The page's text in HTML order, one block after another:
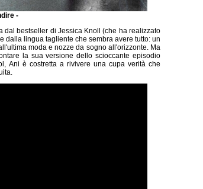
-
dal bestseller di Jessica Knoll (che ha realizzato
dalla lingua tagliente che sembra avere tutto: un
moda e nozze da sogno all'orizzonte. Ma
la sua versione dello scioccante episodio
Ani è costretta a rivivere una cupa verità che